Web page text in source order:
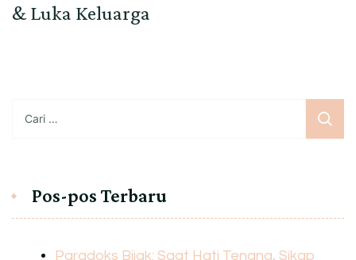
& Luka Keluarga
untuk:
Pos-pos Terbaru
Paradoks Bijak: Saat Hati Tenang, Sikap